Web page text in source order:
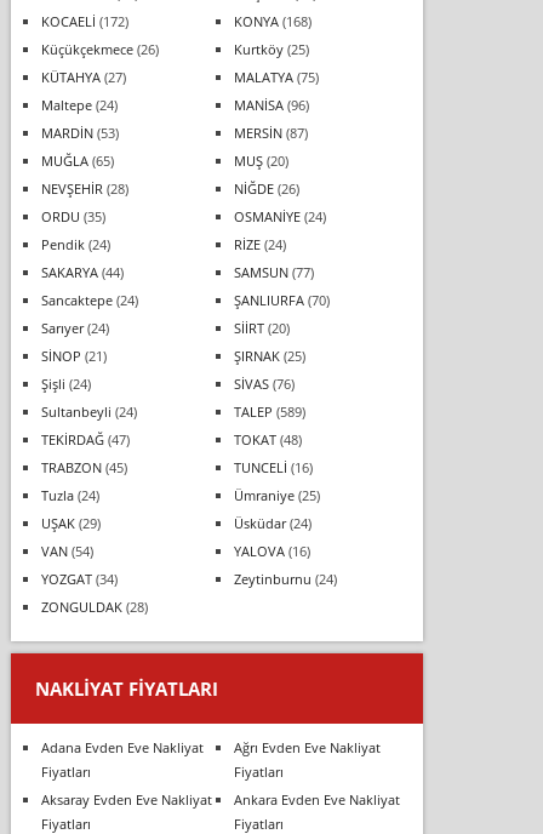
KOCAELİ (172) KONYA(168)
Küçükçekmece(26) Kurtköy(25)
KÜTAHYA(27) MALATYA(75)
Maltepe(24) MANİSA(96)
MARDİN(53) MERSİN(87)
MUĞLA(65) MUŞ(20)
NEVŞEHİR (28) NİĞDE(26)
ORDU (35) OSMANİYE(24)
Pendik(24) RİZE(24)
SAKARYA(44) SAMSUN(77)
Sancaktepe(24) ŞANLIURFA(70)
Sarıyer(24) SİİRT(20)
SİNOP (21) ŞIRNAK(25)
Şişli (24) SİVAS(76)
Sultanbeyli (24) TALEP (589)
TEKİRDAĞ(47) TOKAT(48)
TRABZON(45) TUNCELİ (16)
Tuzla(24) Ümraniye(25)
UŞAK(29) Üsküdar(24)
VAN(54) YALOVA(16)
YOZGAT(34) Zeytinburnu (24)
ZONGULDAK(28)
NAKLIYAT FIYATLARI
Adana Evden Eve Nakliyat
Fiyatları
Ağrı Evden Eve Nakliyat
Fiyatları
Aksaray Evden Eve Nakliyat
Fiyatları
Ankara Evden Eve Nakliyat
Fiyatları